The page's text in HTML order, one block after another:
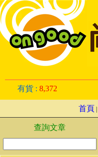
有貨 : 8,372
首頁
查詢文章